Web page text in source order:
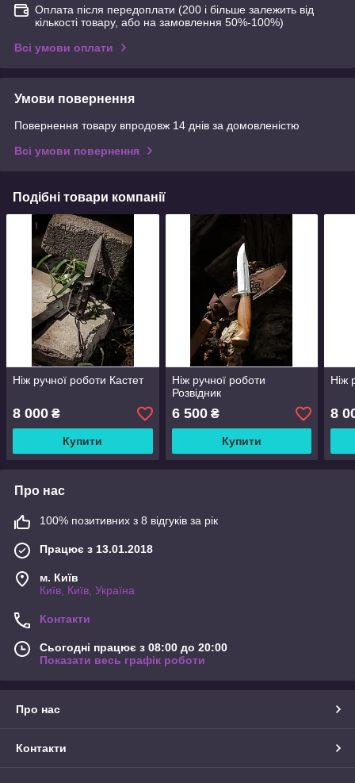
Оплата після передоплати (200 і більше залежить від
кількості товару, або на замовлення 50%-100%)
Всі умови оплати
Умови повернення
Повернення товару впродовж 14 днів за домовленістю
Всі умови повернення
Подібні товари компанії
Ніж ручної роботи Кастет
8 000 ₴
Купити
Ніж ручної роботи
Розвідник
6 500₴
Купити
Ніж
8
Про нас
100% позитивних з 8 відгуків за рік
Працює з 13.01.2018
м. Київ
Київ, Київ, Україна
Контакти
Сьогодні працює з 08:00 до 20:00
Показати весь графік роботи
Про нас
Контакти